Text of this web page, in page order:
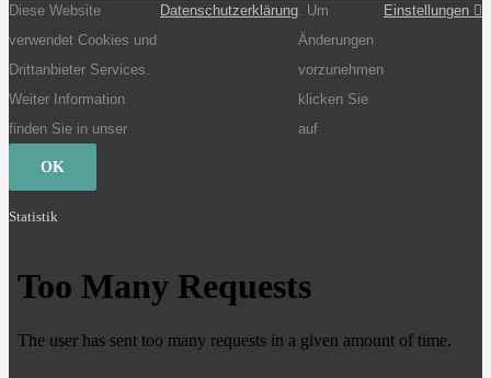
Diese Website
verwendet Cookies und
Drittanbieter Services.
Weiter Information
finden Sie in unser
Datenschutzerklärung . Um
Änderungen
vorzunehmen
klicken Sie
auf
Einstellungen
OK
Statistik